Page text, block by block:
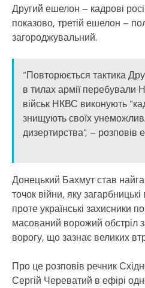
Другий ешелон – кадрові
показово, третій ешелон –
загороджувальний.
“Повторюється тактика
в тилах армії перебували
військ НКВС виконують
знищують своїх
дизертирства”, – розповів
Донецький Бахмут став
точок війни, яку
проте українські захисники
масований ворожий обстріл
ворогу, що зазнає великих
Про це розповів речник
Сергій Череватий в ефірі